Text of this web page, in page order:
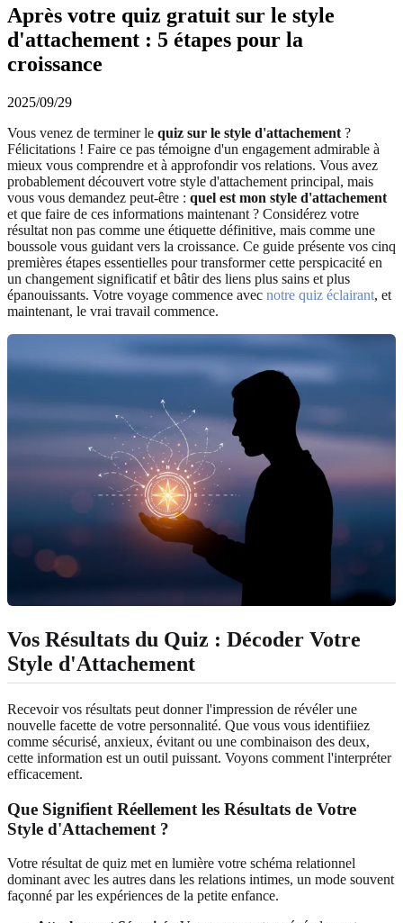
Après votre quiz gratuit sur le style
d'attachement : 5 étapes pour la
croissance
2025/09/29
Vous venez de terminer le quiz sur le style d'attachement ?
Félicitations ! Faire ce pas témoigne d'un engagement admirable à
mieux vous comprendre et à approfondir vos relations. Vous avez
probablement découvert votre style d'attachement principal, mais
vous vous demandez peut-être : quel est mon style d'attachement
et que faire de ces informations maintenant ? Considérez votre
résultat non pas comme une étiquette définitive, mais comme une
boussole vous guidant vers la croissance. Ce guide présente vos cinq
premières étapes essentielles pour transformer cette perspicacité en
un changement significatif et bâtir des liens plus sains et plus
épanouissants. Votre voyage commence avec notre quiz éclairant, et
maintenant, le vrai travail commence.
Vos Résultats du Quiz : Décoder Votre
Style d'Attachement
Recevoir vos résultats peut donner l'impression de révéler une
nouvelle facette de votre personnalité. Que vous vous identifiiez
comme sécurisé, anxieux, évitant ou une combinaison des deux,
cette information est un outil puissant. Voyons comment l'interpréter
efficacement.
Que Signifient Réellement les Résultats de Votre
Style d'Attachement ?
Votre résultat de quiz met en lumière votre schéma relationnel
dominant avec les autres dans les relations intimes, un mode souvent
façonné par les expériences de la petite enfance.